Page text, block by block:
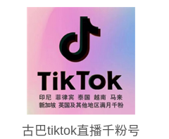
古巴tiktok直播千粉号